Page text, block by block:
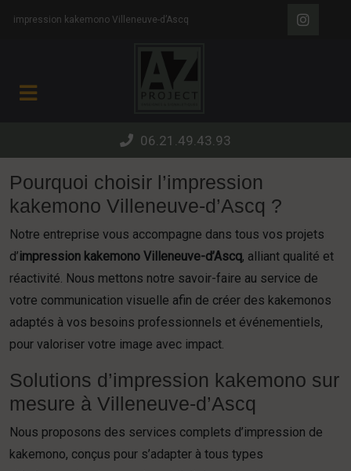
impression kakemono Villeneuve-d’Ascq
06.21.49.43.93
Pourquoi choisir l’impression
kakemono Villeneuve-d’Ascq ?
Notre entreprise vous accompagne dans tous vos projets
d’impression kakemono Villeneuve-d’Ascq, alliant qualité et
réactivité. Nous mettons notre savoir-faire au service de
votre communication visuelle afin de créer des kakemonos
adaptés à vos besoins professionnels et événementiels,
pour valoriser votre image avec impact.
Solutions d’impression kakemono sur
mesure à Villeneuve-d’Ascq
Nous proposons des services complets d’impression de
kakemono, conçus pour s’adapter à tous types